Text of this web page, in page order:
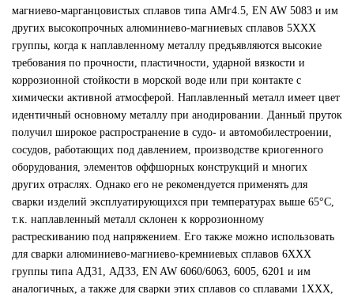
магниево-марганцовистых сплавов типа АМг4.5, EN AW 5083 и им
других высокопрочных алюминиево-магниевых сплавов 5ХХХ
группы, когда к наплавленному металлу предъявляются высокие
требования по прочности, пластичности, ударной вязкости и
коррозионной стойкости в морской воде или при контакте с
химически активной атмосферой. Наплавленный металл имеет цвет
идентичный основному металлу при анодировании. Данный пруток
получил широкое распространение в судо- и автомобилестроении,
сосудов, работающих под давлением, производстве криогенного
оборудования, элементов оффшорных конструкций и многих
других отраслях. Однако его не рекомендуется применять для
сварки изделий эксплуатирующихся при температурах выше 65°С,
т.к. наплавленный металл склонен к коррозионному
растрескиванию под напряжением. Его также можно использовать
для сварки алюминиево-магниево-кремниевых сплавов 6ХХХ
группы типа АД31, АД33, EN AW 6060/6063, 6005, 6201 и им
аналогичных, а также для сварки этих сплавов со сплавами 1ХХХ,